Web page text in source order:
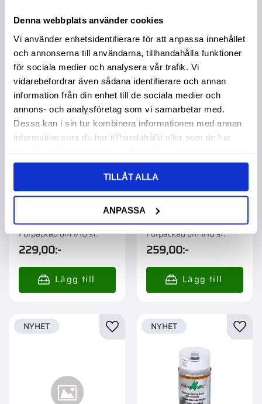
Denna webbplats använder cookies
Vi använder enhetsidentifierare för att anpassa innehållet
och annonserna till användarna, tillhandahålla funktioner
för sociala medier och analysera vår trafik. Vi
vidarebefordrar även sådana identifierare och annan
information från din enhet till de sociala medier och
annons- och analysföretag som vi samarbetar med.
Dessa kan i sin tur kombinera informationen med annan
information som du har tillhandahållit eller som de har
TILLÅT ALLA
ANPASSA
Aluminium Plattstång
3X40X1000Mm
Köpa större mängd?
Förpackad om 1/10 st.
229,00:-
NYHET Lägg till i favoriter
Aluminium Plattstång
3X50X1000Mm
Silveranodiserad
Köpa större mängd?
Förpackad om 1/10 st.
259,00:-
NYHET
NYHET Lägg till i favoriter
NYHET